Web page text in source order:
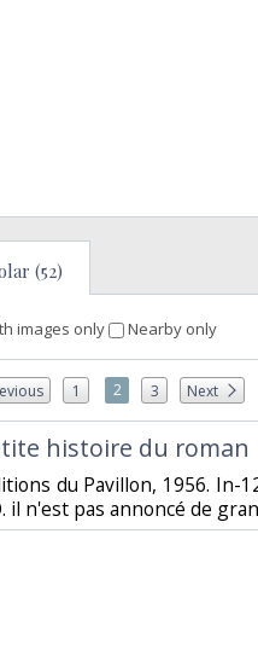
(52)
images only Nearby only
1 2 3 Next
histoire du roman
du Pavillon, 1956. In-
il n'est pas annoncé de